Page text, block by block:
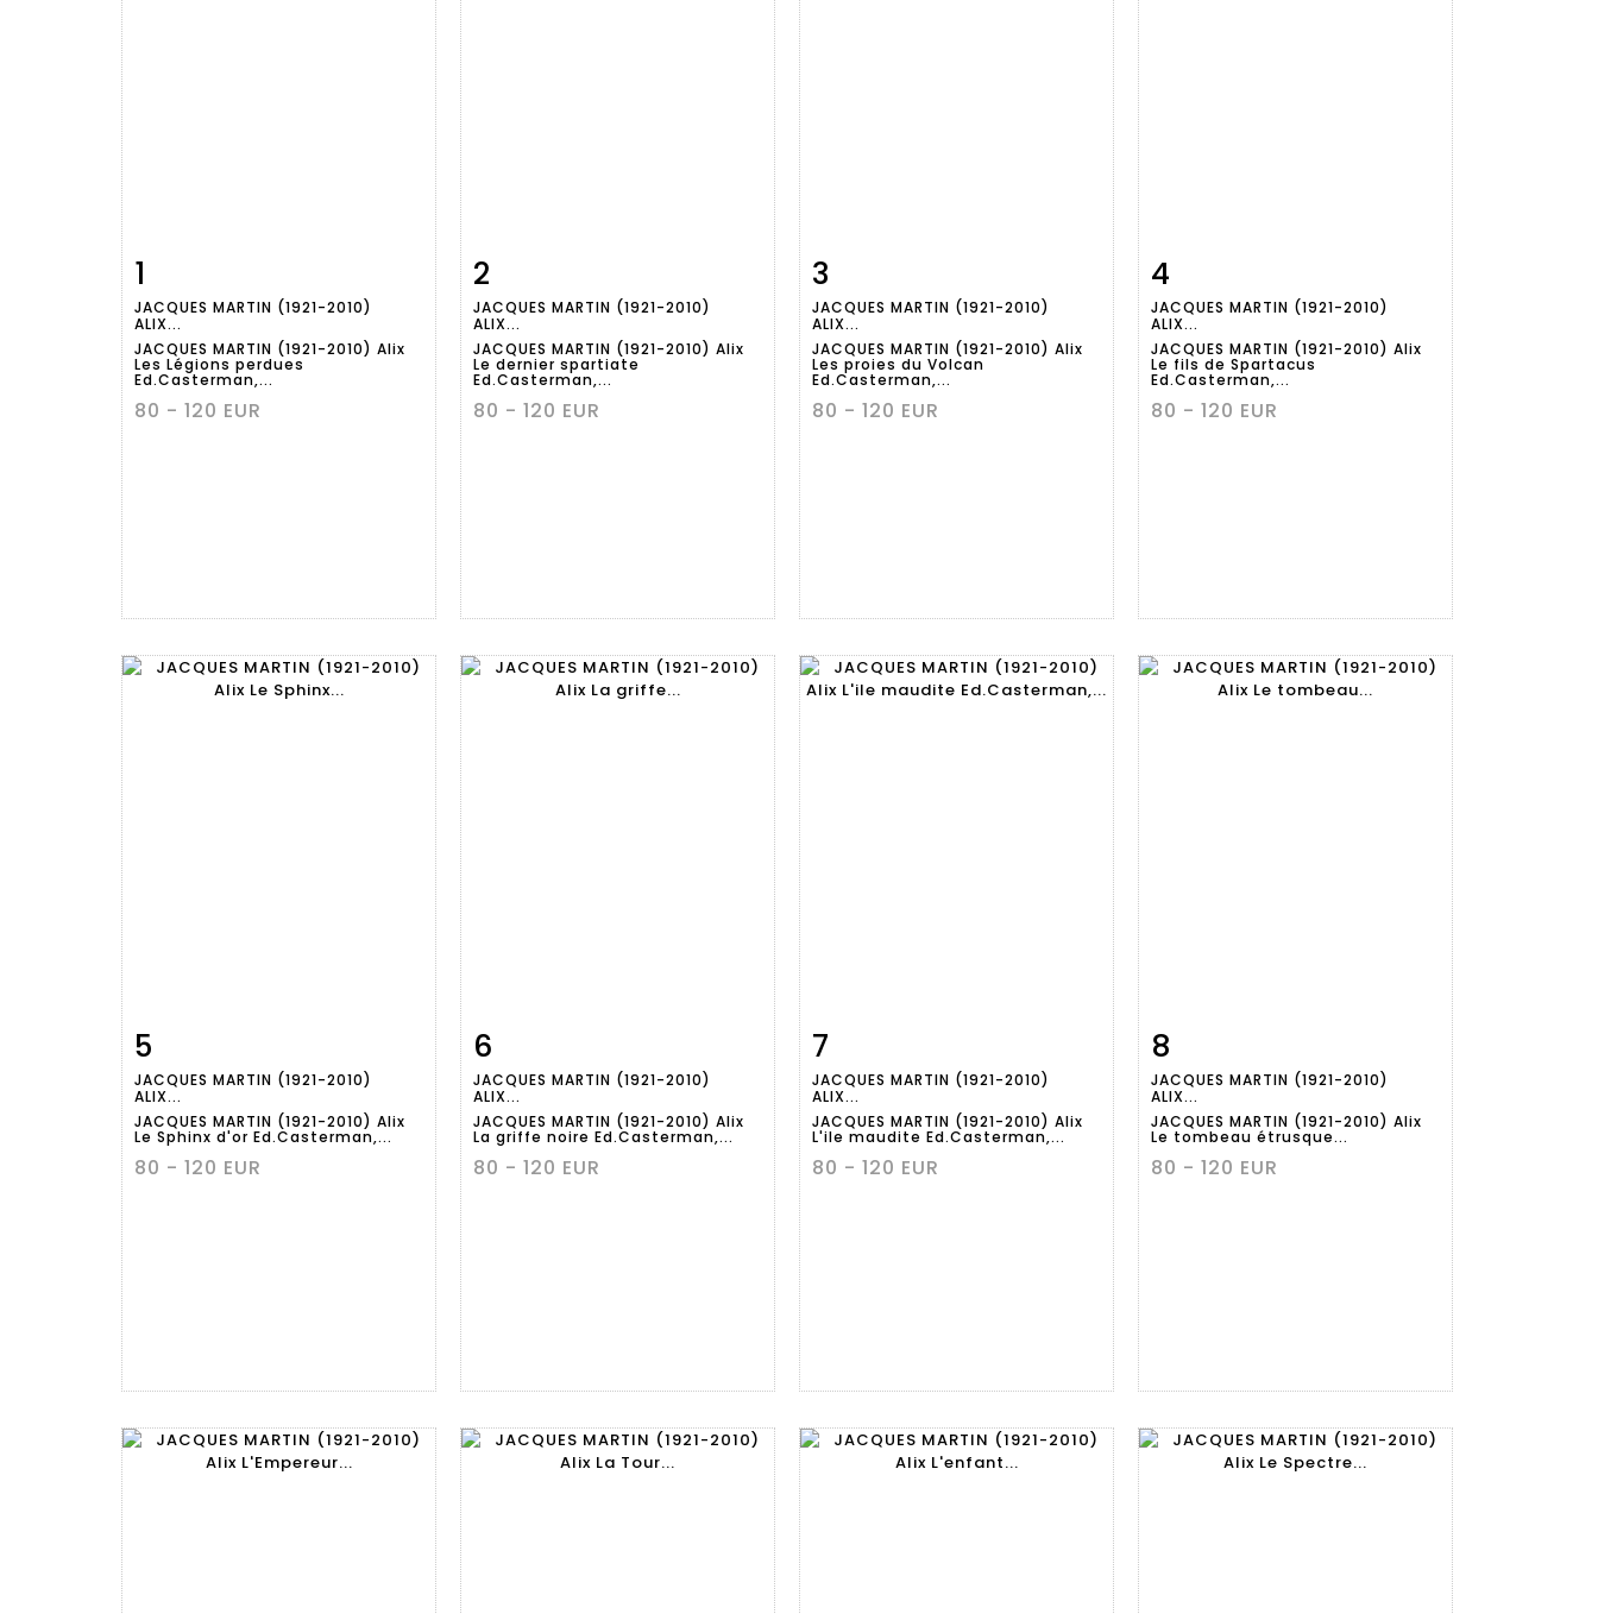
détaillée
1
JACQUES MARTIN (1921-2010)
ALIX...
JACQUES MARTIN (1921-2010) Alix
Les Légions perdues
Ed.Casterman,...
80 - 120 EUR
détaillée
2
JACQUES MARTIN (1921-2010)
ALIX...
JACQUES MARTIN (1921-2010) Alix
Le dernier spartiate
Ed.Casterman,...
80 - 120 EUR
détaillée
3
JACQUES MARTIN (1921-2010)
ALIX...
JACQUES MARTIN (1921-2010) Alix
Les proies du Volcan
Ed.Casterman,...
80 - 120 EUR
détaillée
4
JACQUES MARTIN (1921-2010)
ALIX...
JACQUES MARTIN (1921-2010) Alix
Le fils de Spartacus
Ed.Casterman,...
80 - 120 EUR
détaillée
5
JACQUES MARTIN (1921-2010)
ALIX...
JACQUES MARTIN (1921-2010) Alix
Le Sphinx d'or Ed.Casterman,...
80 - 120 EUR
détaillée
6
JACQUES MARTIN (1921-2010)
ALIX...
JACQUES MARTIN (1921-2010) Alix
La griffe noire Ed.Casterman,...
80 - 120 EUR
détaillée
7
JACQUES MARTIN (1921-2010)
ALIX...
JACQUES MARTIN (1921-2010) Alix
L'ile maudite Ed.Casterman,...
80 - 120 EUR
détaillée
8
JACQUES MARTIN (1921-2010)
ALIX...
JACQUES MARTIN (1921-2010) Alix
Le tombeau étrusque...
80 - 120 EUR